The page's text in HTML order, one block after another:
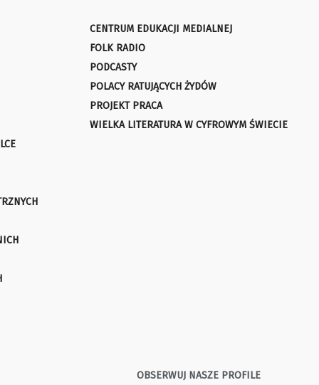
CENTRUM EDUKACJI MEDIALNEJ
FOLK RADIO
PODCASTY
POLACY RATUJĄCYCH ŻYDÓW
PROJEKT PRACA
WIELKA LITERATURA W CYFROWYM ŚWIECIE
OBSERWUJ NASZE PROFILE